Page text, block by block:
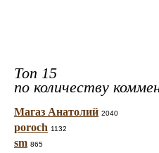
Топ 15
по количеству
Магаз Анатолий 2040
poroch 1132
sm 865